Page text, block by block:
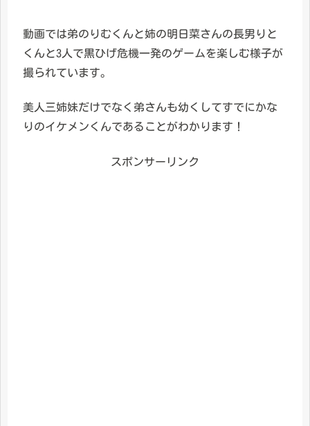
動画では弟のりむくんと姉の明日菜さんの長男りと
くんと3人で黒ひげ危機一発のゲームを楽しむ様子が
撮られています。
美人三姉妹だけでなく弟さんも幼くしてすでにかな
りのイケメンくんであることがわかります！
スポンサーリンク